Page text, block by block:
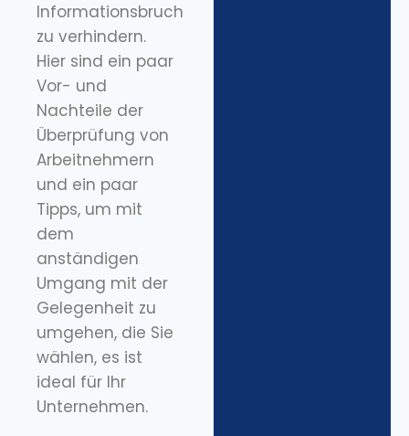
Informationsbruch
zu verhindern.
Hier sind ein paar
Vor- und
Nachteile der
Überprüfung von
Arbeitnehmern
und ein paar
Tipps, um mit
dem
anständigen
Umgang mit der
Gelegenheit zu
umgehen, die Sie
wählen, es ist
ideal für Ihr
Unternehmen.